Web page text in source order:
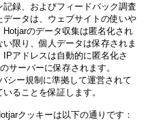
録、およびフィードバック調査
ータは、ウェブサイトの使いや
のデータ収集は匿名化され
限り、個人データは保存されま
アドレスは自動的に匿名化さ
サーバーに保存されます。
シー規制に準拠して運営されて
ることを保証します。
クッキーは以下の通りです：